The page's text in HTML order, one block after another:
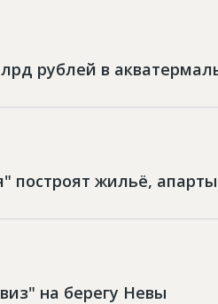
рублей в
построят жильё,
на берегу Невы